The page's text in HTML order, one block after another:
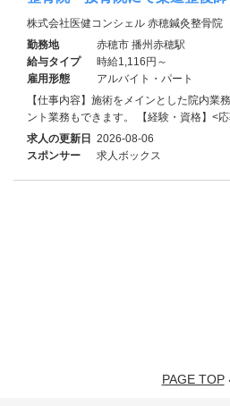
株式会社医健コンシェル 赤穂鍼灸整骨院
勤務地
赤穂市 播州赤穂駅
給与タイプ
時給1,116円～
雇用形態
アルバイト・パート
【仕事内容】施術をメインとした院内業
ント業務もできます。 【経験・資格】<
求人の更新日 2026-08-06
スポンサー
求人ボックス
PAGE TOP